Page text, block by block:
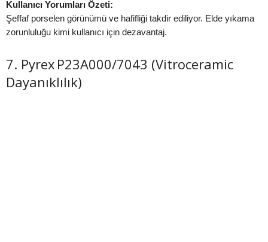
Kullanıcı Yorumları Özeti:
Şeffaf porselen görünümü ve hafifliği takdir ediliyor. Elde yıkama
zorunluluğu kimi kullanıcı için dezavantaj.
7. Pyrex P23A000/7043 (Vitroceramic
Dayanıklılık)